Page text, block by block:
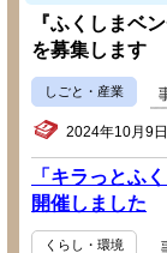
『ふくしまベ
を募集します
しごと・産業
2024年10月9
「キラっとふ
開催しました
くらし・環境